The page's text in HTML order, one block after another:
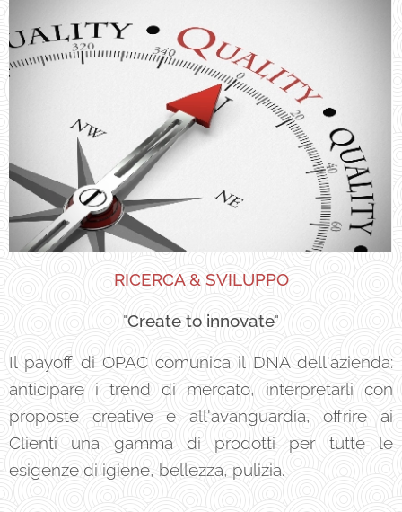
RICERCA & SVILUPPO
"Create to innovate"
Il payoff di OPAC comunica il DNA dell'azienda:
anticipare i trend di mercato, interpretarli con
proposte creative e all'avanguardia, offrire ai
Clienti una gamma di prodotti per tutte le
esigenze di igiene, bellezza, pulizia.